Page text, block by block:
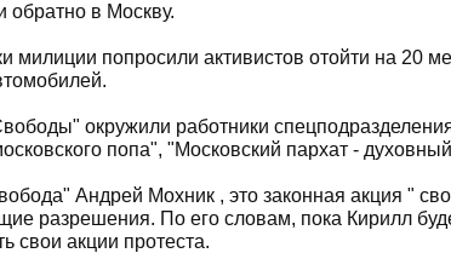
обратно в Москву.
милиции попросили активистов отойти на 20
окружили работники
попа", "Московский пархат - духовный
Андрей Мохник , это законная акция "
разрешения. По его словам, пока Кирилл
свои акции протеста.